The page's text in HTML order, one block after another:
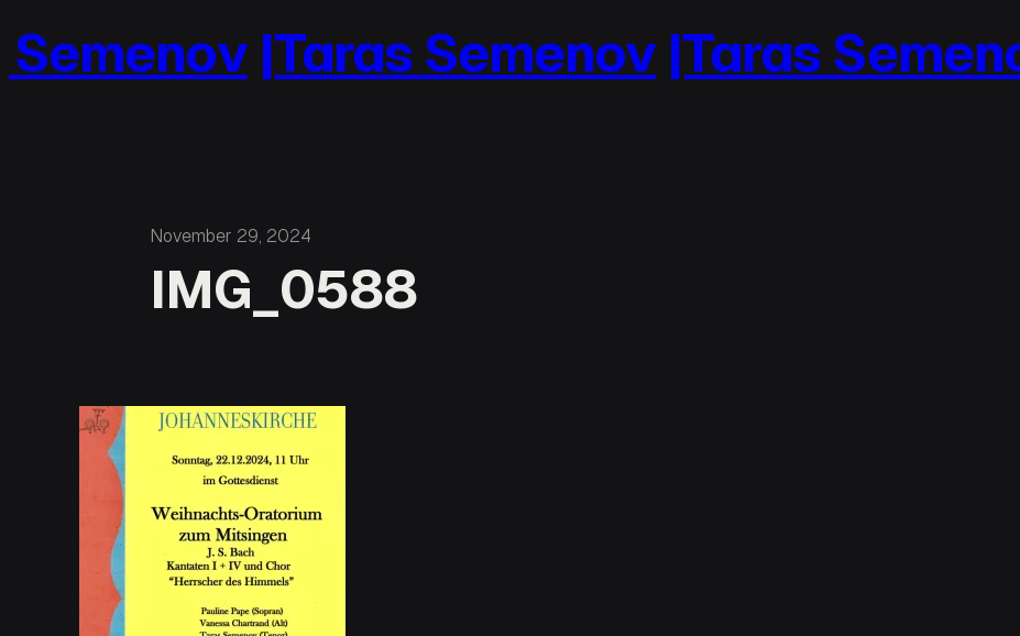
Inhalt
springen
|Taras Semenov|Taras Semenov
November 29, 2024
IMG_0588